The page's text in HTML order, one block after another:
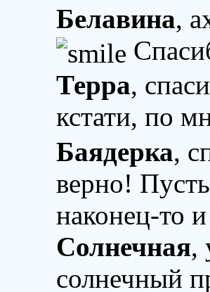
Белавина,
Терра,
кстати, по
Баядерка,
верно!
наконец-то
Солнечная,
солнечный